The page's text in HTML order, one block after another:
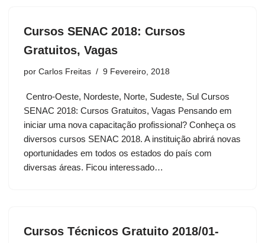
Cursos SENAC 2018: Cursos
Gratuitos, Vagas
por Carlos Freitas 9 Fevereiro, 2018
Centro-Oeste, Nordeste, Norte, Sudeste, Sul Cursos
SENAC 2018: Cursos Gratuitos, Vagas Pensando em
iniciar uma nova capacitação profissional? Conheça os
diversos cursos SENAC 2018. A instituição abrirá novas
oportunidades em todos os estados do país com
diversas áreas. Ficou interessado…
Cursos Técnicos Gratuito 2018/01-